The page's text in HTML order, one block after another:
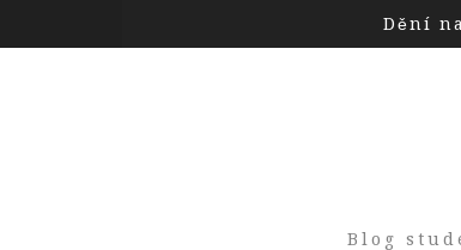
Dění
Blog